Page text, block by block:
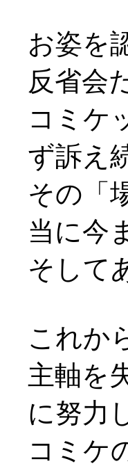
お姿を
反省会
コミケ
ず訴え
その「
当に今
そして
これか
主軸を
に努力
コミケ